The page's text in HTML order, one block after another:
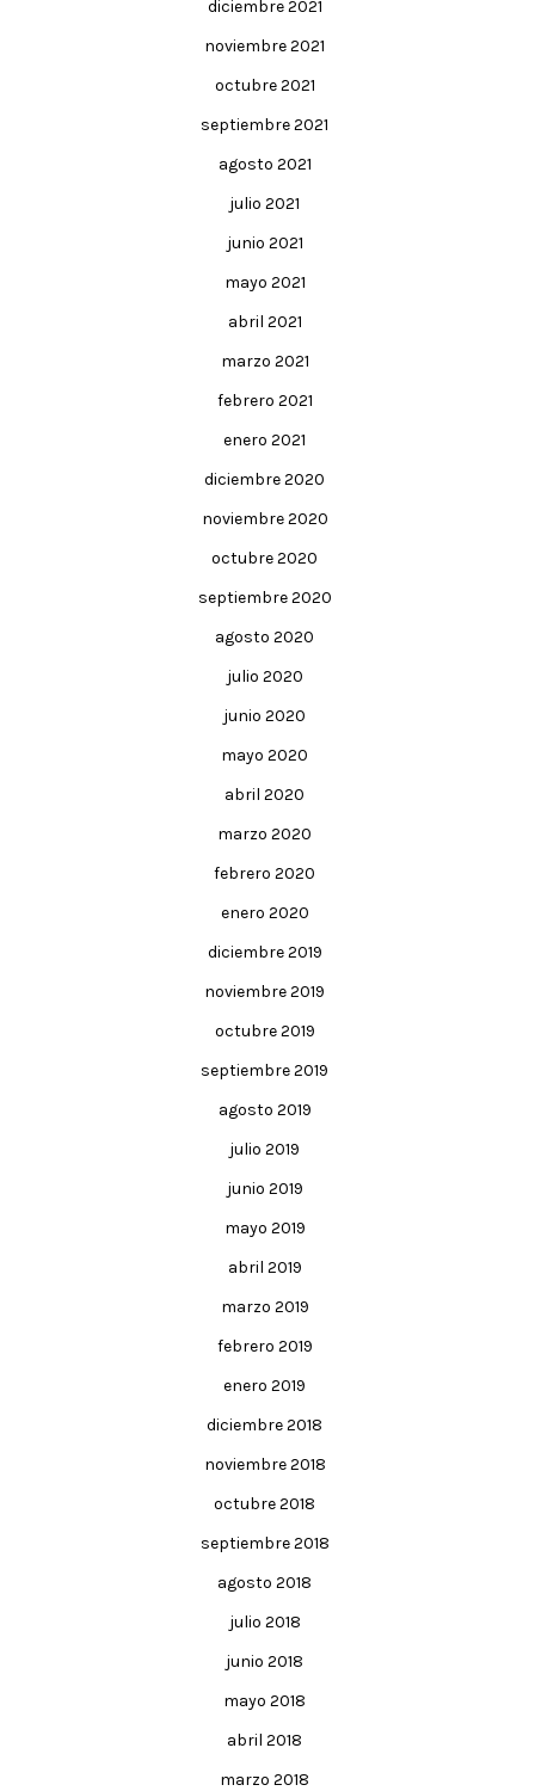
diciembre 2021
noviembre 2021
octubre 2021
septiembre 2021
agosto 2021
julio 2021
junio 2021
mayo 2021
abril 2021
marzo 2021
febrero 2021
enero 2021
diciembre 2020
noviembre 2020
octubre 2020
septiembre 2020
agosto 2020
julio 2020
junio 2020
mayo 2020
abril 2020
marzo 2020
febrero 2020
enero 2020
diciembre 2019
noviembre 2019
octubre 2019
septiembre 2019
agosto 2019
julio 2019
junio 2019
mayo 2019
abril 2019
marzo 2019
febrero 2019
enero 2019
diciembre 2018
noviembre 2018
octubre 2018
septiembre 2018
agosto 2018
julio 2018
junio 2018
mayo 2018
abril 2018
marzo 2018